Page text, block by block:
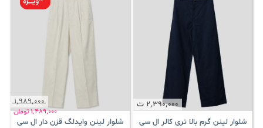
2٬390٬000 ت
شلوار لینن گرم بالا تری کالر ال سی
1٬989٬000
1٬489٬000تومان
شلوار لینن وایدلگ قزن دار ال سی